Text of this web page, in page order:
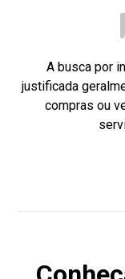
A busca por
justificada
compras ou